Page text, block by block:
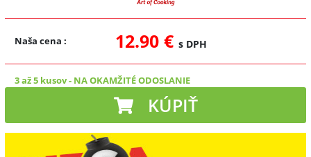
Naša cena : 12.90 € s DPH
3 až 5 kusov- NA OKAMŽITÉ ODOSLANIE
KÚPIŤ